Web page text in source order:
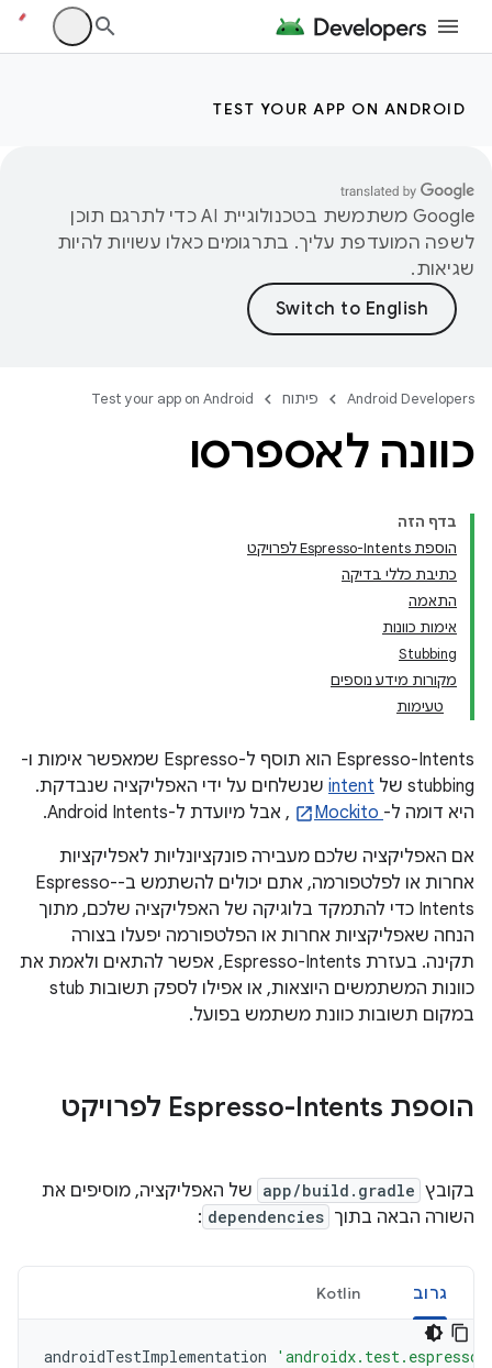
TEST YOUR APP ON ANDROID
‫Google משתמשת בטכנולוגיית AI כדי לתרגם תוכן
לשפה המועדפת עליך. בתרגומים כאלו עשויות להיות
שגיאות.
Android Developers פיתוח Test your app on Android
כוונה לאספרסו
בדף הזה
הוספת Espresso-Intents לפרויקט
כתיבת כללי בדיקה
התאמה
אימות כוונות
Stubbing
מקורות מידע נוספים
טעימות
‫Espresso-Intents הוא תוסף ל-Espresso שמאפשר אימות ו-
stubbing של
intent שנשלחים על ידי האפליקציה שנבדקת.
היא דומה ל-
, אבל מיועדת ל-Android Intents.
אם האפליקציה שלכם מעבירה פונקציונליות לאפליקציות
אחרות או לפלטפורמה, אתם יכולים להשתמש ב-Espresso-
Intents כדי להתמקד בלוגיקה של האפליקציה שלכם, מתוך
הנחה שאפליקציות אחרות או הפלטפורמה יפעלו בצורה
תקינה. בעזרת Espresso-Intents, אפשר להתאים ולאמת את
כוונות המשתמשים היוצאות, או אפילו לספק תשובות stub
במקום תשובות כוונת משתמש בפועל.
הוספת Espresso-Intents לפרויקט
בקובץ app/build.gradle של האפליקציה, מוסיפים את
השורה הבאה בתוך dependencies
:
גרוב Kotlin
androidTestImplementation